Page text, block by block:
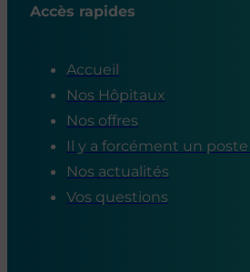
Accès rapides
Accueil
Nos Hôpitaux
Nos offres
Il y a forcément un
Nos actualités
Vos questions